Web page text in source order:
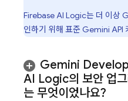
Firebase AI Logic는 더 이상
인하기 위해 표준 Gemini API
Gemini
AI Logic의 보안 업
는 무엇이었나요?